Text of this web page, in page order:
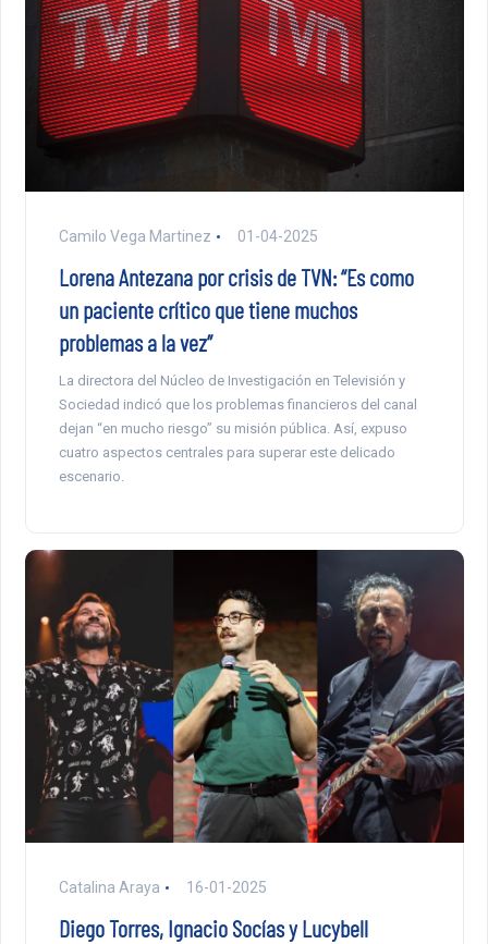
Camilo Vega Martinez 01-04-2025
Lorena Antezana por crisis de TVN: “Es como
un paciente crítico que tiene muchos
problemas a la vez”
La directora del Núcleo de Investigación en Televisión y
Sociedad indicó que los problemas financieros del canal
dejan “en mucho riesgo” su misión pública. Así, expuso
cuatro aspectos centrales para superar este delicado
escenario.
Catalina Araya 16-01-2025
Diego Torres, Ignacio Socías y Lucybell